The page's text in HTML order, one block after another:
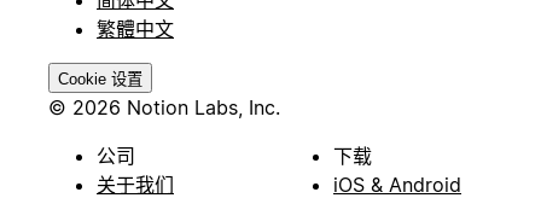
繁體中文
Cookie 设置
© 2026 Notion Labs, Inc.
公司
关于我们
下载
iOS & Android